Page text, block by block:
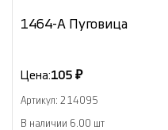
1464-А Пуговица
Цена:105 ₽
Артикул: 214095
В наличии 6.00 шт